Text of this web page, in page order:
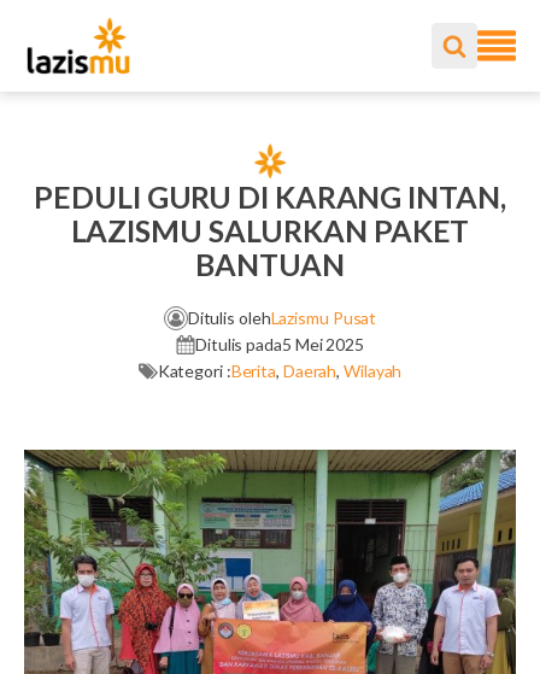
PEDULI GURU DI KARANG INTAN,
LAZISMU SALURKAN PAKET
BANTUAN
Ditulis olehLazismu Pusat
Ditulis pada5 Mei 2025
Kategori :Berita, Daerah,Wilayah